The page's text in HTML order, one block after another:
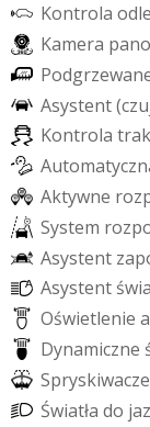
Kontrola odle
Kamera pano
Podgrzewan
Asystent(czu
Kontrola trak
Automatyczn
Aktywne roz
System rozp
Asystent zap
Asystent świa
Oświetlenie a
Dynamiczne
Spryskiwacze
Światła do jaz